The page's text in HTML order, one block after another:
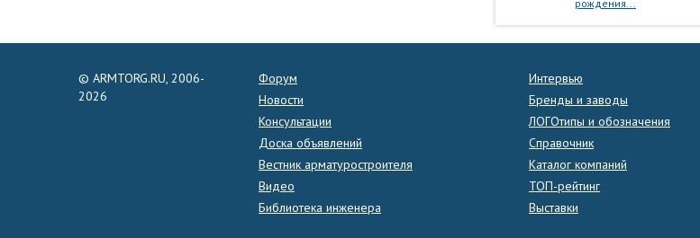
рождения...
© ARMTORG.RU, 2006-
2026
Форум
Новости
Консультации
Доска объявлений
Вестник арматуростроителя
Видео
Библиотека инженера
Интервью
Бренды и заводы
ЛОГОтипы и обозначения
Справочник
Каталог компаний
ТОП-рейтинг
Выставки